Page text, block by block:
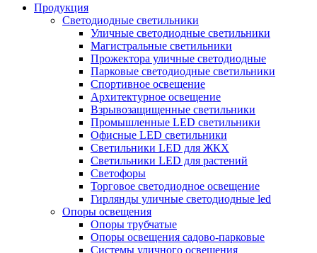
Продукция
Светодиодные светильники
Уличные светодиодные светильники
Магистральные светильники
Прожектора уличные светодиодные
Парковые светодиодные светильники
Спортивное освещение
Архитектурное освещение
Взрывозащищенные светильники
Промышленные LED светильники
Офисные LED светильники
Cветильники LED для ЖКХ
Светильники LED для растений
Светофоры
Торговое светодиодное освещение
Гирлянды уличные светодиодные led
Опоры освещения
Опоры трубчатые
Опоры освещения садово-парковые
Системы уличного освещения